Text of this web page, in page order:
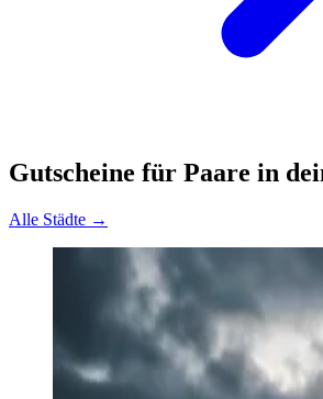
Gutscheine für Paare in
Alle Städte →